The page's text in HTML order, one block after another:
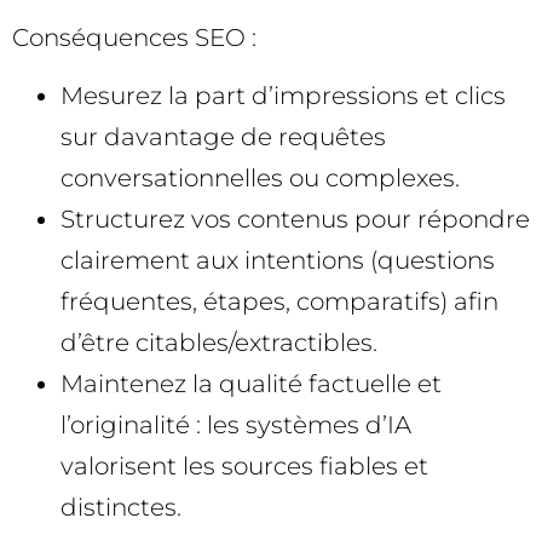
Conséquences SEO :
Mesurez la part d’impressions et clics
sur davantage de requêtes
conversationnelles ou complexes.
Structurez vos contenus pour répondre
clairement aux intentions (questions
fréquentes, étapes, comparatifs) afin
d’être citables/extractibles.
Maintenez la qualité factuelle et
l’originalité : les systèmes d’IA
valorisent les sources fiables et
distinctes.